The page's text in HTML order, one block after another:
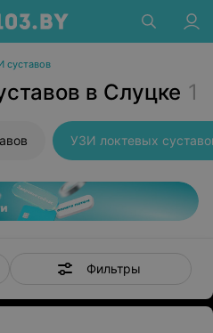
суставов
в Слуцке 1
УЗИ локтевых
Фильтры